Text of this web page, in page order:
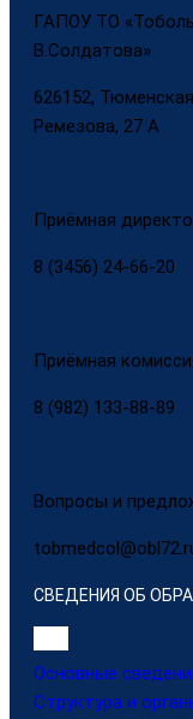
ГАПОУ ТО
В.Солдатова»
626152,
Ремезова, 27 А
Приёмная
8 (3456) 24-66-20
Приёмная
8 (982) 133-88-89
Вопросы и
СВЕДЕНИЯ ОБ
Основные
Структура и